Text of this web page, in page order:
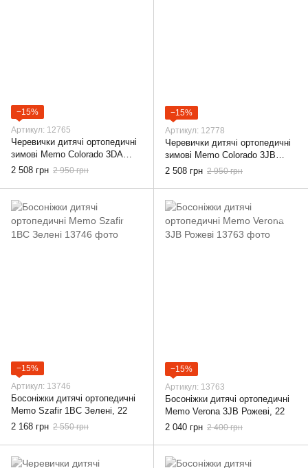
−15%
Артикул: 12765
Черевички дитячі ортопедичні
зимові Memo Colorado 3DA
Сині, 22
2 508 грн 2 950 грн
−15%
Артикул: 12778
Черевички дитячі ортопедичні
зимові Memo Colorado 3JB
Фіолетові, 22
2 508 грн 2 950 грн
−15%
Артикул: 13746
Босоніжки дитячі ортопедичні
Memo Szafir 1BC Зелені, 22
2 168 грн 2 550 грн
−15%
Артикул: 13763
Босоніжки дитячі ортопедичні
Memo Verona 3JB Рожеві, 22
2 040 грн 2 400 грн